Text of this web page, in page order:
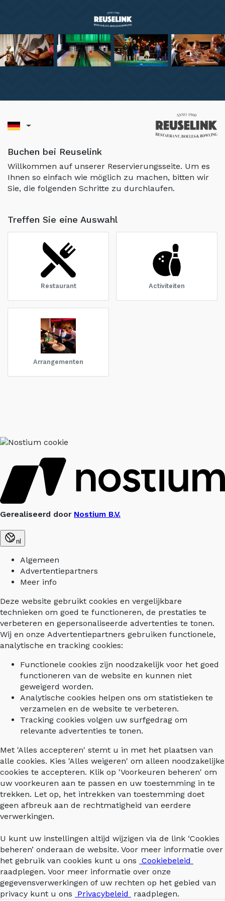
Buchen bei Reuselink
Willkommen auf unserer Reservierungsseite. Um es
Ihnen so einfach wie möglich zu machen, bitten wir
Sie, die folgenden Schritte zu durchlaufen.
Treffen Sie eine Auswahl
Restaurant Activiteiten
Arrangementen